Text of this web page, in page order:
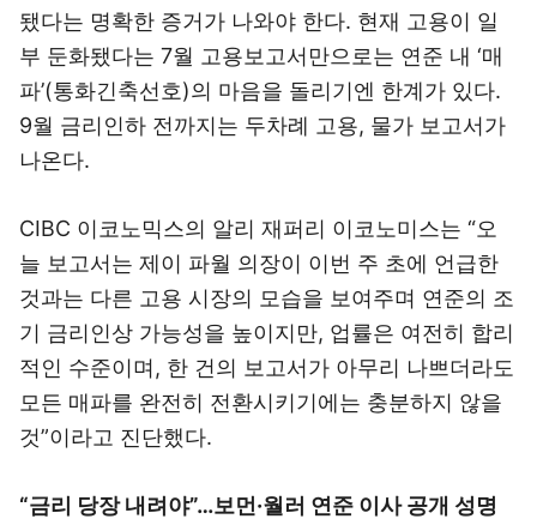
됐다는 명확한 증거가 나와야 한다. 현재 고용이 일
부 둔화됐다는 7월 고용보고서만으로는 연준 내 ‘매
파’(통화긴축선호)의 마음을 돌리기엔 한계가 있다.
9월 금리인하 전까지는 두차례 고용, 물가 보고서가
나온다.
CIBC 이코노믹스의 알리 재퍼리 이코노미스는 “오
늘 보고서는 제이 파월 의장이 이번 주 초에 언급한
것과는 다른 고용 시장의 모습을 보여주며 연준의 조
기 금리인상 가능성을 높이지만, 업률은 여전히 합리
적인 수준이며, 한 건의 보고서가 아무리 나쁘더라도
모든 매파를 완전히 전환시키기에는 충분하지 않을
것”이라고 진단했다.
“금리 당장 내려야”…보먼·월러 연준 이사 공개 성명